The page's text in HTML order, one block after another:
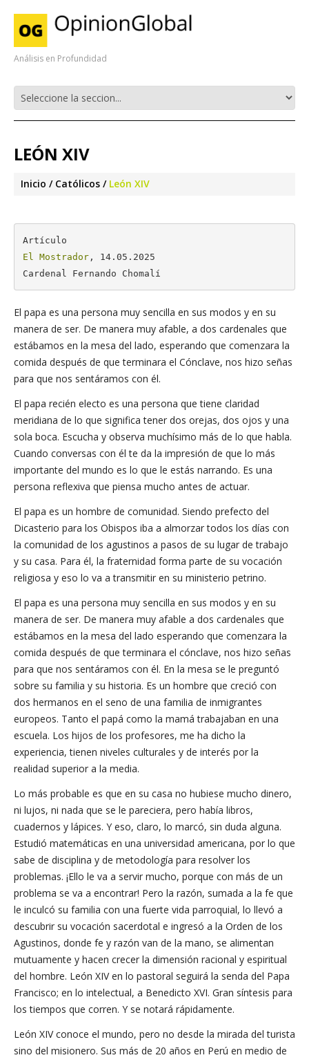
Análisis en Profundidad
LEÓN XIV
Inicio Católicos León XIV
El Mostrador, 14.05.2025
Cardenal Fernando Chomalí
El papa es una persona muy sencilla en sus modos y en su
manera de ser. De manera muy afable, a dos cardenales que
estábamos en la mesa del lado, esperando que comenzara la
comida después de que terminara el Cónclave, nos hizo señas
para que nos sentáramos con él.
El papa recién electo es una persona que tiene claridad
meridiana de lo que significa tener dos orejas, dos ojos y una
sola boca. Escucha y observa muchísimo más de lo que habla.
Cuando conversas con él te da la impresión de que lo más
importante del mundo es lo que le estás narrando. Es una
persona reflexiva que piensa mucho antes de actuar.
El papa es un hombre de comunidad. Siendo prefecto del
Dicasterio para los Obispos iba a almorzar todos los días con
la comunidad de los agustinos a pasos de su lugar de trabajo
y su casa. Para él, la fraternidad forma parte de su vocación
religiosa y eso lo va a transmitir en su ministerio petrino.
El papa es una persona muy sencilla en sus modos y en su
manera de ser. De manera muy afable a dos cardenales que
estábamos en la mesa del lado esperando que comenzara la
comida después de que terminara el cónclave, nos hizo señas
para que nos sentáramos con él. En la mesa se le preguntó
sobre su familia y su historia. Es un hombre que creció con
dos hermanos en el seno de una familia de inmigrantes
europeos. Tanto el papá como la mamá trabajaban en una
escuela. Los hijos de los profesores, me ha dicho la
experiencia, tienen niveles culturales y de interés por la
realidad superior a la media.
Lo más probable es que en su casa no hubiese mucho dinero,
ni lujos, ni nada que se le pareciera, pero había libros,
cuadernos y lápices. Y eso, claro, lo marcó, sin duda alguna.
Estudió matemáticas en una universidad americana, por lo que
sabe de disciplina y de metodología para resolver los
problemas. ¡Ello le va a servir mucho, porque con más de un
problema se va a encontrar! Pero la razón, sumada a la fe que
le inculcó su familia con una fuerte vida parroquial, lo llevó a
descubrir su vocación sacerdotal e ingresó a la Orden de los
Agustinos, donde fe y razón van de la mano, se alimentan
mutuamente y hacen crecer la dimensión racional y espiritual
del hombre. León XIV en lo pastoral seguirá la senda del Papa
Francisco; en lo intelectual, a Benedicto XVI. Gran síntesis para
los tiempos que corren. Y se notará rápidamente.
León XIV conoce el mundo, pero no desde la mirada del turista
sino del misionero. Sus más de 20 años en Perú en medio de